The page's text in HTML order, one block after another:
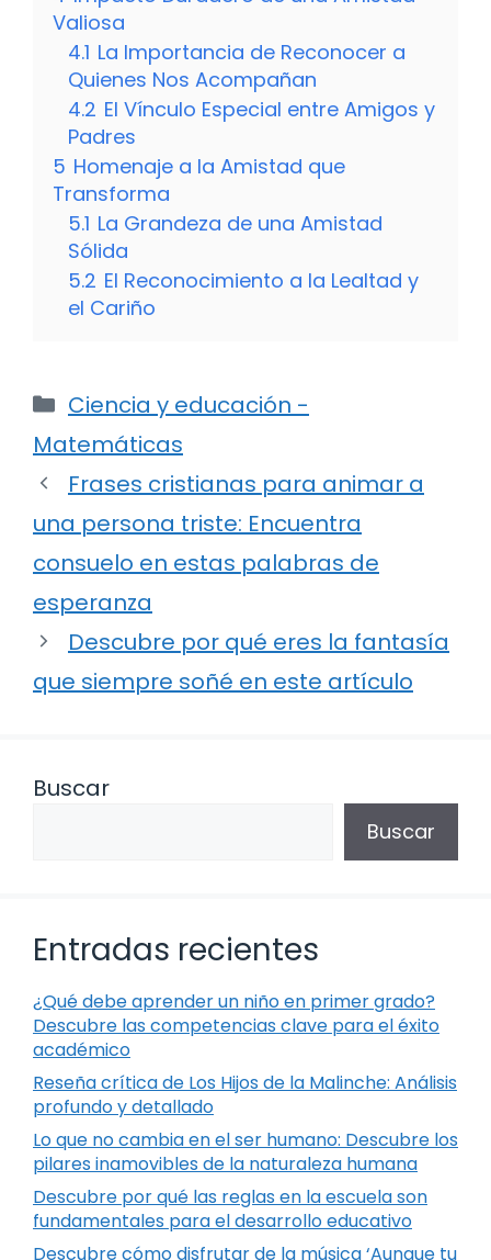
Valiosa
4.1 La Importancia de Reconocer a
Quienes Nos Acompañan
4.2 El Vínculo Especial entre Amigos y
Padres
5 Homenaje a la Amistad que
Transforma
5.1 La Grandeza de una Amistad
Sólida
5.2 El Reconocimiento a la Lealtad y
el Cariño
Categorías
Ciencia y educación -
Matemáticas
Frases cristianas para animar a
una persona triste: Encuentra
consuelo en estas palabras de
esperanza
Descubre por qué eres la fantasía
que siempre soñé en este artículo
Buscar
Buscar
Entradas recientes
¿Qué debe aprender un niño en primer grado?
Descubre las competencias clave para el éxito
académico
Reseña crítica de Los Hijos de la Malinche: Análisis
profundo y detallado
Lo que no cambia en el ser humano: Descubre los
pilares inamovibles de la naturaleza humana
Descubre por qué las reglas en la escuela son
fundamentales para el desarrollo educativo
Descubre cómo disfrutar de la música ‘Aunque tu